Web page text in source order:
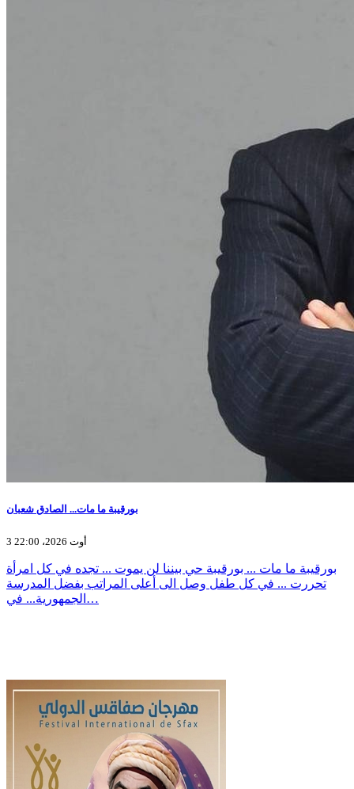
بورقيبة ما مات... الصادق شعبان
3 أوت 2026، 22:00
بورقيبة ما مات ... بورقيبة حي بيننا لن يموت ... تجده في كل امرأة
تحررت ... في كل طفل وصل الى أعلى المراتب بفضل المدرسة
الجمهورية... في…